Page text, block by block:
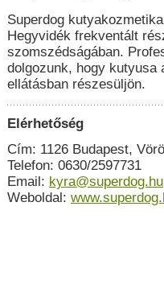
Superdog
Hegyvidék frekventált
szomszédságában.
dolgozunk, hogy kutyusa
ellátásban részesüljön.
Elérhetőség
Cím: 1126 Budapest,
Telefon: 0630/2597731
Email: kyra@superdog.hu
Weboldal: